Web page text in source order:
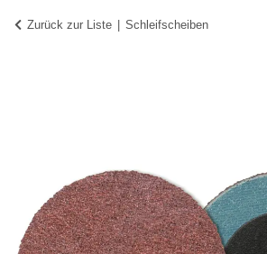
Zurück zur Liste Schleifscheiben